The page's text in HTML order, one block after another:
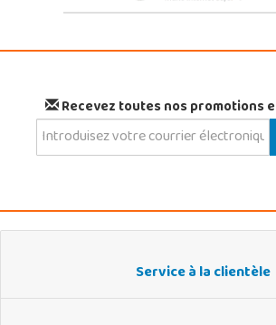
Recevez toutes nos promotions
Service à la clientèle